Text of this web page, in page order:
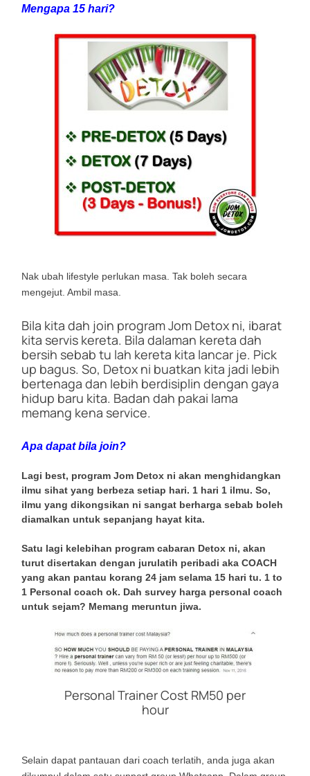
Mengapa 15 hari?
Nak ubah lifestyle perlukan masa. Tak boleh secara
mengejut. Ambil masa.
Bila kita dah join program Jom Detox ni, ibarat
kita servis kereta. Bila dalaman kereta dah
bersih sebab tu lah kereta kita lancar je. Pick
up bagus. So, Detox ni buatkan kita jadi lebih
bertenaga dan lebih berdisiplin dengan gaya
hidup baru kita. Badan dah pakai lama
memang kena service.
Apa dapat bila join?
Lagi best, program Jom Detox ni akan menghidangkan
ilmu sihat yang berbeza setiap hari. 1 hari 1 ilmu. So,
ilmu yang dikongsikan ni sangat berharga sebab boleh
diamalkan untuk sepanjang hayat kita.
Satu lagi kelebihan program cabaran Detox ni, akan
turut disertakan dengan jurulatih peribadi aka COACH
yang akan pantau korang 24 jam selama 15 hari tu. 1 to
1 Personal coach ok. Dah survey harga personal coach
untuk sejam? Memang meruntun jiwa.
Personal Trainer Cost RM50 per
hour
Selain dapat pantauan dari coach terlatih, anda juga akan